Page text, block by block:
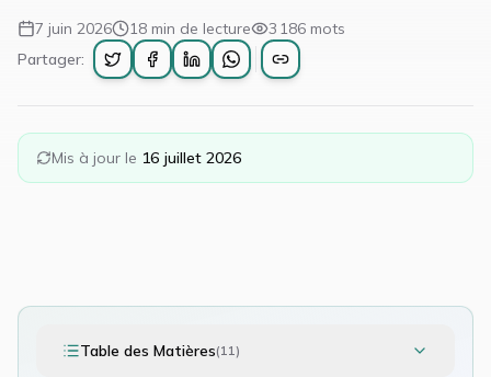
7 juin 2026 18 min de lecture 3 186 mots
Partager:
Mis à jour le 16 juillet 2026
Table des Matières(11)